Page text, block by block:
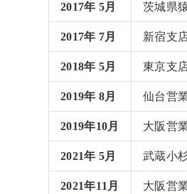
2017年 5月 茨城県
2017年 7月 新宿支
2018年 5月 東京支
2019年 8月 仙台営
2019年10月 大阪営
2021年 5月 武蔵小
2021年11月 大阪営